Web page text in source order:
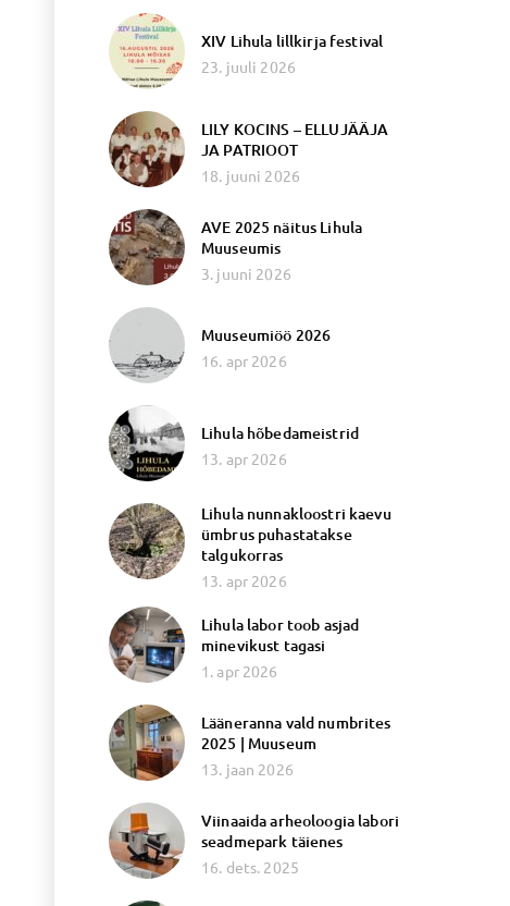
XIV Lihula lillkirja festival
23. juuli 2026
LILY KOCINS – ELLUJÄÄJA
JA PATRIOOT
18. juuni 2026
AVE 2025 näitus Lihula
Muuseumis
3. juuni 2026
Muuseumiöö 2026
16. apr 2026
Lihula hõbedameistrid
13. apr 2026
Lihula nunnakloostri kaevu
ümbrus puhastatakse
talgukorras
13. apr 2026
Lihula labor toob asjad
minevikust tagasi
1. apr 2026
Lääneranna vald numbrites
2025 | Muuseum
13. jaan 2026
Viinaaida arheoloogia labori
seadmepark täienes
16. dets. 2025